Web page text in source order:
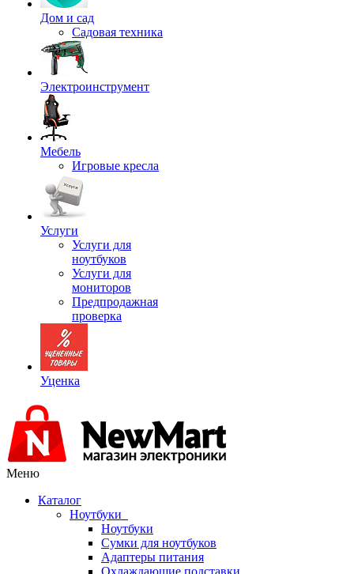
Дом и сад
Садовая техника
Электроинструмент
Мебель
Игровые кресла
Услуги
Услуги для
ноутбуков
Услуги для
мониторов
Предпродажная
проверка
Уценка
Меню
Каталог
Ноутбуки
Ноутбуки
Сумки для ноутбуков
Адаптеры питания
Охлаждающие подставки